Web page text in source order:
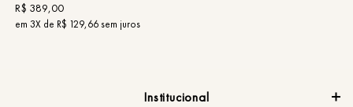
R$ 389,00
em 3X de R$ 129,66sem juros
Institucional